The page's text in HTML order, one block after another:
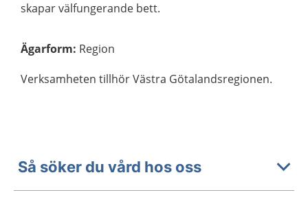
skapar välfungerande bett.
Ägarform: Region
Verksamheten tillhör Västra Götalandsregionen.
Så söker du vård hos oss